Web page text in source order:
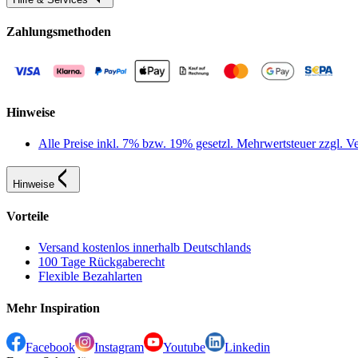
Zahlungsmethoden
Hinweise
Alle Preise inkl. 7% bzw. 19% gesetzl. Mehrwertsteuer zzgl.
Hinweise
Vorteile
Versand kostenlos innerhalb Deutschlands
100 Tage Rückgaberecht
Flexible Bezahlarten
Mehr Inspiration
Facebook Instagram Youtube
Linkedin